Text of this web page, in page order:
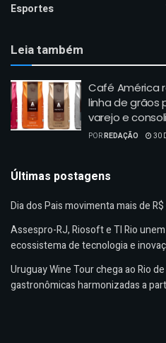
Esportes
Leia também
Café América
linha de grãos
varejo e
PORREDAÇÃO 30
Últimas postagens
Dia dos Pais movimenta mais de
Assespro-RJ, Riosoft e TI Rio
ecossistema de tecnologia e
Uruguay Wine Tour chega ao Rio
gastronômicas harmonizadas a